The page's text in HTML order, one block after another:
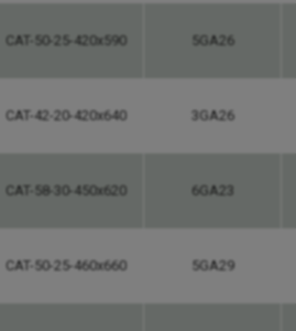
CAT-50-25-420x590 5GA26
CAT-42-20-420x640 3GA26
CAT-58-30-450x620 6GA23
CAT-50-25-460x660 5GA29